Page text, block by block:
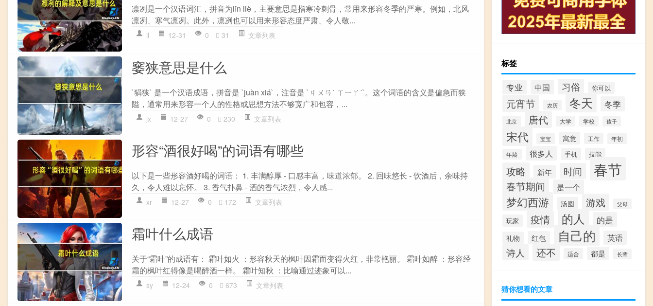
凛冽是一个汉语词汇，拼音为lǐn liè，主要意思是指寒冷刺骨，常用来形容冬季的严寒。例如，北风
凛冽、寒气凛冽。此外，凛冽也可以用来形容态度严肃、令人敬...
ll 12-31 0 31 文章列表
窭狭意思是什么
`狷狭` 是一个汉语成语，拼音是 `juàn xiá`，注音是 `ㄐㄨㄢˋ ㄒㄧㄚˊ`。这个词语的含义是偏急而狭
隘，通常用来形容一个人的性格或思想方法不够宽广和包容，...
jx 12-27 0 230 文章列表
形容“酒很好喝”的词语有哪些
以下是一些形容酒好喝的词语： 1. 丰满醇厚 - 口感丰富，味道浓郁。 2. 回味悠长 - 饮酒后，余味持
久，令人难以忘怀。 3. 香气扑鼻 - 酒的香气浓烈，令人感...
xr 12-27 0 172 文章列表
霜叶什么成语
关于“霜叶”的成语有： 霜叶如火 ：形容秋天的枫叶因霜而变得火红，非常艳丽。 霜叶如醉 ：形容经
霜的枫叶红得像是喝醉酒一样。 霜叶知秋 ：比喻通过迹象可以...
sy 12-24 0 673 文章列表
标签
专业 中国 习俗 你可以
元宵节 农历 冬天 冬季
北京 唐代 大学 学校 孩子
宋代 宝宝 寓意 工作
年初
年龄
很多人 手机 技能
攻略 新年 时间 春节
春节期间 是一个
梦幻西游 汤圆 游戏 父母
玩家 疫情 的人 的是
礼物 红包 自己的 英语
诗人 还不 适合 都是 长辈
猜你想看的文章